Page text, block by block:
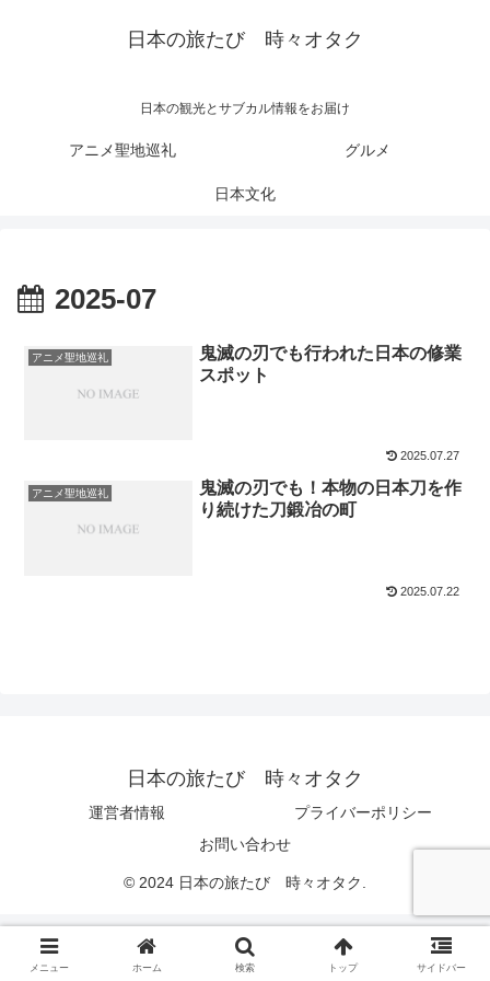
日本の旅たび 時々オタク
日本の観光とサブカル情報をお届け
アニメ聖地巡礼 グルメ
日本文化
2025-07
アニメ聖地巡礼
鬼滅の刃でも行われた日本の修業
スポット
2025.07.27
アニメ聖地巡礼
鬼滅の刃でも！本物の日本刀を作
り続けた刀鍛冶の町
2025.07.22
日本の旅たび 時々オタク
運営者情報
プライバーポリシー
お問い合わせ
© 2024 日本の旅たび 時々オタク.
メニュー ホーム 検索 トップ サイドバー